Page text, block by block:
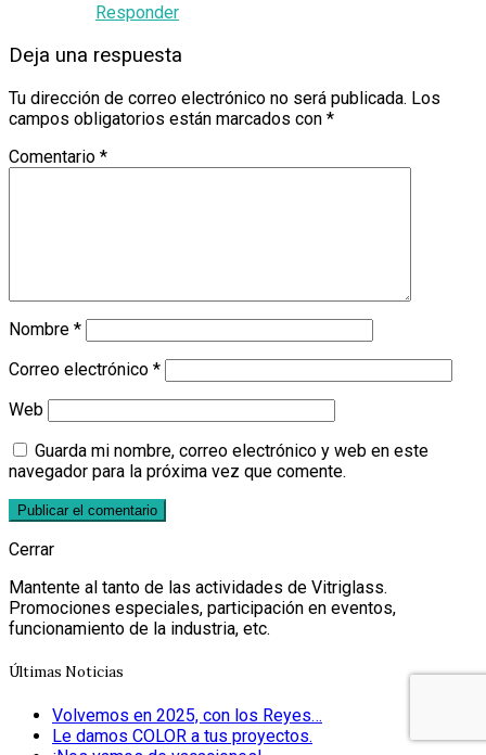
Responder
Deja una respuesta
Tu dirección de correo electrónico no será publicada. Los
campos obligatorios están marcados con *
Comentario *
Nombre *
Correo electrónico *
Web
Guarda mi nombre, correo electrónico y web en este
navegador para la próxima vez que comente.
Cerrar
Mantente al tanto de las actividades de Vitriglass.
Promociones especiales, participación en eventos,
funcionamiento de la industria, etc.
Últimas Noticias
Volvemos en 2025, con los Reyes…
Le damos COLOR a tus proyectos.